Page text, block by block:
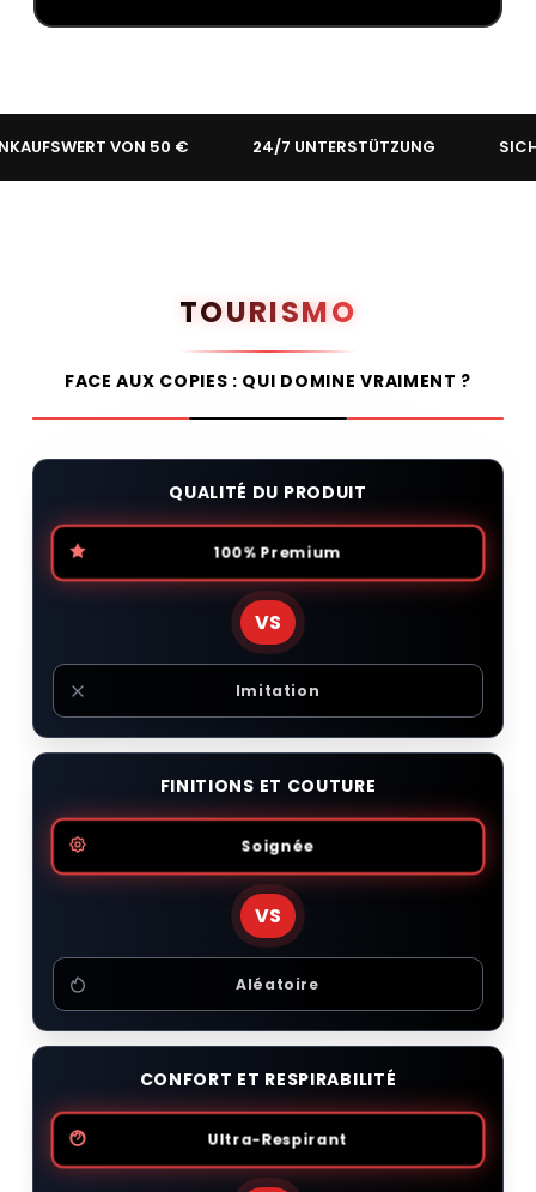
VON 50 € 24/7 UNTERSTÜTZUNG SICHERE
TOURISMO
FACE AUX COPIES : QUI DOMINE VRAIMENT ?
QUALITÉ DU PRODUIT
100% Premium
VS
Imitation
FINITIONS ET COUTURE
Soignée
VS
Aléatoire
CONFORT ET RESPIRABILITÉ
Ultra-Respirant